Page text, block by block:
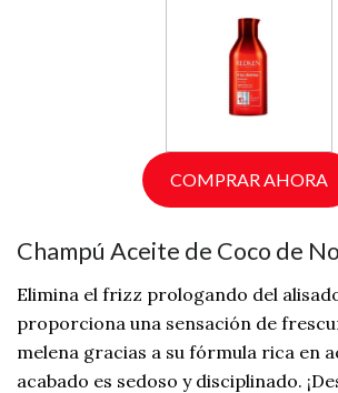
COMPRAR AHORA
Champú Aceite de Coco de
Elimina el frizz prologando del
proporciona una sensación de
melena gracias a su fórmula rica en
acabado es sedoso y disciplinado.